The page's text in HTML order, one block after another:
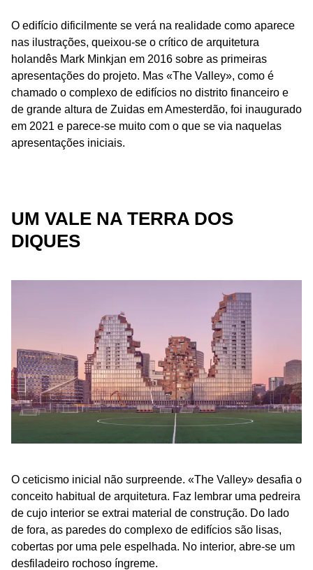
O edifício dificilmente se verá na realidade como aparece
nas ilustrações, queixou-se o crítico de arquitetura
holandês Mark Minkjan em 2016 sobre as primeiras
apresentações do projeto. Mas «The Valley», como é
chamado o complexo de edifícios no distrito financeiro e
de grande altura de Zuidas em Amesterdão, foi inaugurado
em 2021 e parece-se muito com o que se via naquelas
apresentações iniciais.
UM VALE NA TERRA DOS
DIQUES
O ceticismo inicial não surpreende. «The Valley» desafia o
conceito habitual de arquitetura. Faz lembrar uma pedreira
de cujo interior se extrai material de construção. Do lado
de fora, as paredes do complexo de edifícios são lisas,
cobertas por uma pele espelhada. No interior, abre-se um
desfiladeiro rochoso íngreme.